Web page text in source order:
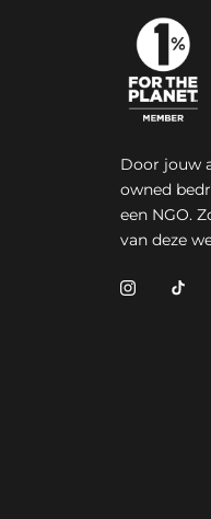
Door jouw
owned
een NGO.
van deze